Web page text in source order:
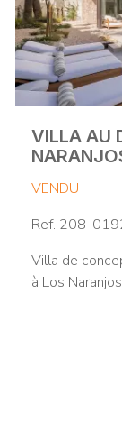
VILLA AU
VENDU
Ref. 208-
Villa de
à Los